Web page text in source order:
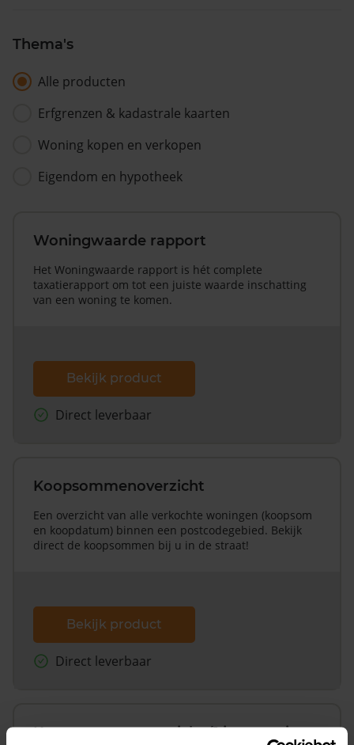
Thema's
Alle producten
Erfgrenzen & kadastrale kaarten
Woning kopen en verkopen
Eigendom en hypotheek
Woningwaarde rapport
Het Woningwaarde rapport is hét complete
taxatierapport om tot een juiste waarde inschatting
van een woning te komen.
Bekijk product
Direct leverbaar
Koopsommenoverzicht
Een overzicht van alle verkochte woningen (koopsom
en koopdatum) binnen een postcodegebied. Bekijk
direct de koopsommen bij u in de straat!
Bekijk product
Direct leverbaar
Koopsommenoverzicht (1 jaar gratis